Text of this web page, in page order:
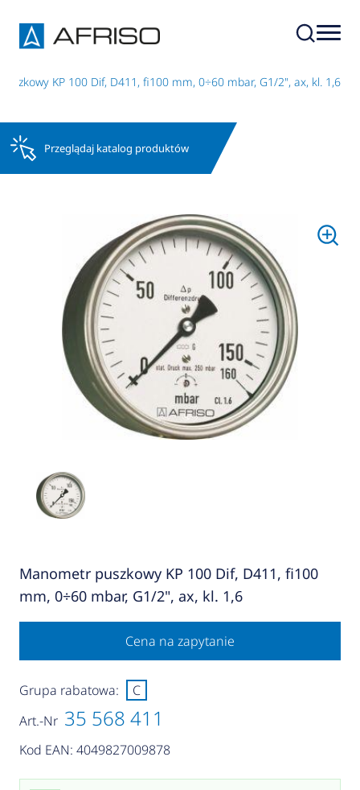
KP 100 Dif, D411, fi100 mm, 0÷60 mbar, G1/2", ax, kl. 1,6
Przeglądaj katalog produktów
Manometr puszkowy KP 100 Dif, D411, fi100
mm, 0÷60 mbar, G1/2", ax, kl. 1,6
Cena na zapytanie
Art.-Nr 35 568 411
Kod EAN: 4049827009878
Grupa rabatowa: C